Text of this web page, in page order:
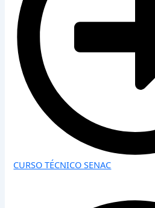
CURSO TÉCNICO SENAC